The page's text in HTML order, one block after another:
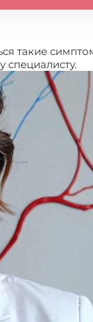
такие